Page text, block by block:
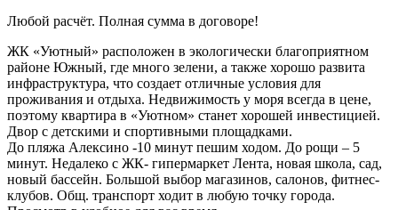
Любой расчёт. Полная сумма в договоре!
ЖК «Уютный» расположен в экологически благоприятном
районе Южный, где много зелени, а также хорошо развита
инфраструктура, что создает отличные условия для
проживания и отдыха. Недвижимость у моря всегда в цене,
поэтому квартира в «Уютном» станет хорошей инвестицией.
Двор с детскими и спортивными площадками.
До пляжа Алексино -10 минут пешим ходом. До рощи – 5
минут. Недалеко с ЖК- гипермаркет Лента, новая школа, сад,
новый бассейн. Большой выбор магазинов, салонов, фитнес-
клубов. Общ. транспорт ходит в любую точку города.